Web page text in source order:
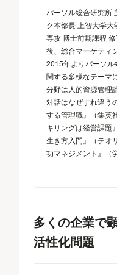
パーソル総合研究所
ク本部長 上智大学
専攻 博士前期課程
後、総合マーケティ
2015年よりパーソ
関する多様なテーマ
分野は人的資源管理
対話はなぜすれ違う
する管理職』（集英
キリングは経営課題
生き方入門』（テオ
功マネジメント』（
多くの企業で
活性化問題